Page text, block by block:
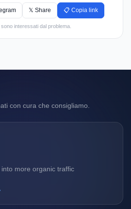
𝕏 Share 📋 Copia link
interessati dal problema.
con cura che consigliamo.
more organic traffic